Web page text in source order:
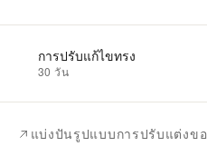
การปรับแก้ไขทรง
30 วัน
แบ่งปันรูปแบบการปรับแต่งข